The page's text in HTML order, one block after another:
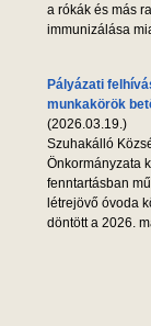
a rókák és más
immunizálása
Pályázati
munkakörök
(2026.03.19.)
Szuhakálló
Önkormányzata
fenntartásban
létrejövő óvoda
döntött a 2026.